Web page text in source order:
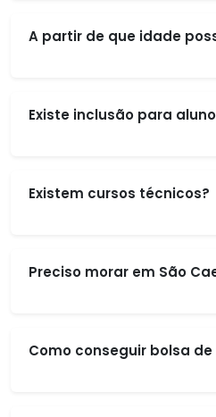
A partir de que idade
Existe inclusão para
Existem cursos técnicos?
Preciso morar em São
Como conseguir bolsa